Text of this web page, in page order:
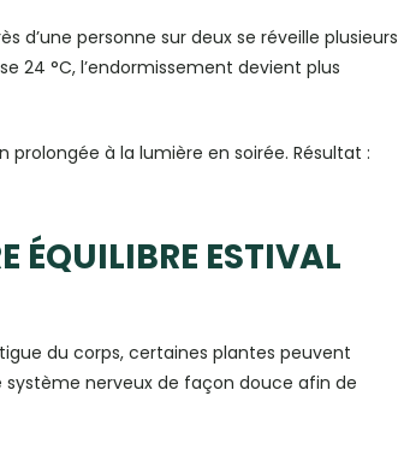
d’une personne sur deux se réveille plusieurs
24 °C, l’endormissement devient plus
prolongée à la lumière en soirée. Résultat :
ÉQUILIBRE ESTIVAL
du corps, certaines plantes peuvent
système nerveux de façon douce afin de